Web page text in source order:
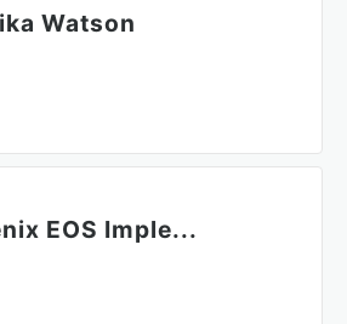
Watson
EOS Imple...